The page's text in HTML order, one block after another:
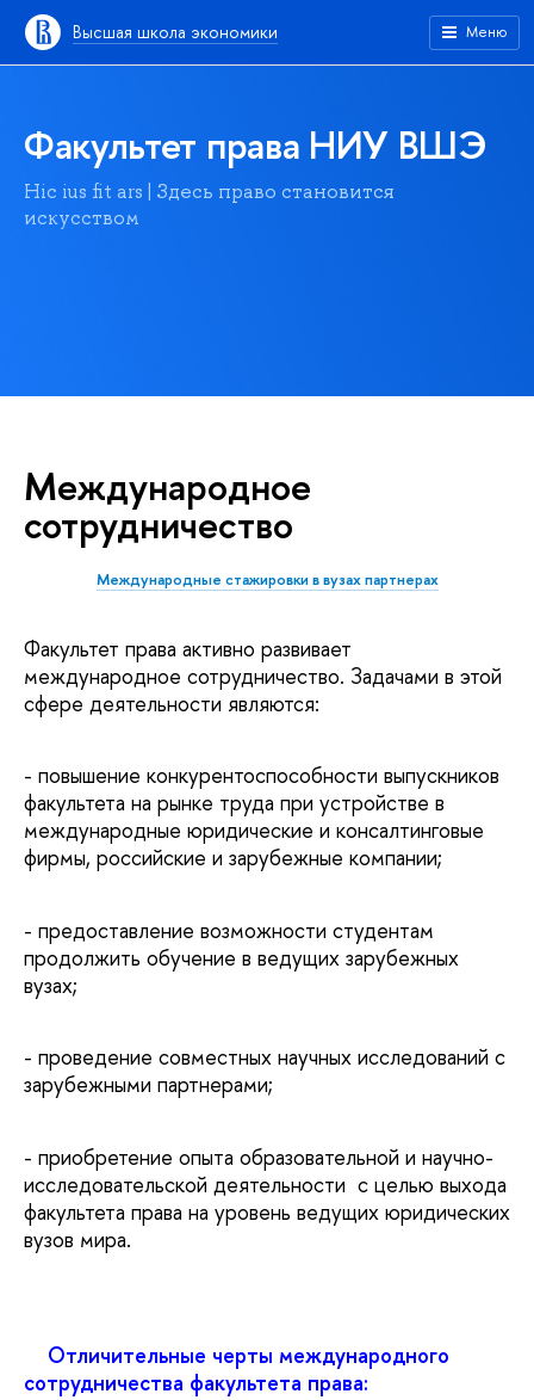
Высшая школа экономики Меню
Факультет права НИУ ВШЭ
Hic ius fit ars | Здесь право становится
искусством
Международное
сотрудничество
Международные стажировки в вузах партнерах
Факультет права активно развивает
международное сотрудничество. Задачами в этой
сфере деятельности являются:
- повышение конкурентоспособности выпускников
факультета на рынке труда при устройстве в
международные юридические и консалтинговые
фирмы, российские и зарубежные компании;
- предоставление возможности студентам
продолжить обучение в ведущих зарубежных
вузах;
- проведение совместных научных исследований с
зарубежными партнерами;
- приобретение опыта образовательной и научно-
исследовательской деятельности с целью выхода
факультета права на уровень ведущих юридических
вузов мира.
Отличительные черты международного
сотрудничества факультета права: